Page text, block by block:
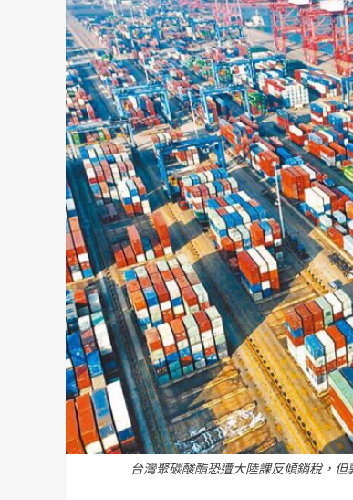
台灣聚碳酸酯恐遭大陸課反傾銷稅，